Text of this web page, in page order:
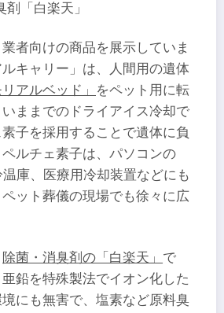
剤「白楽天」
者向けの商品を展示していま
キャリー」は、人間用の遺体
リアルベッド」
をペット用に転
ままでのドライアイス冷却で
子を採用することで遺体に負
ルチェ素子は、パソコンの
庫、医療用冷却装置などにも
ット葬儀の現場でも徐々に広
除菌・消臭剤の「白楽天」 で
鉛を特殊製法でイオン化した
にも無害で、塩素など原料臭